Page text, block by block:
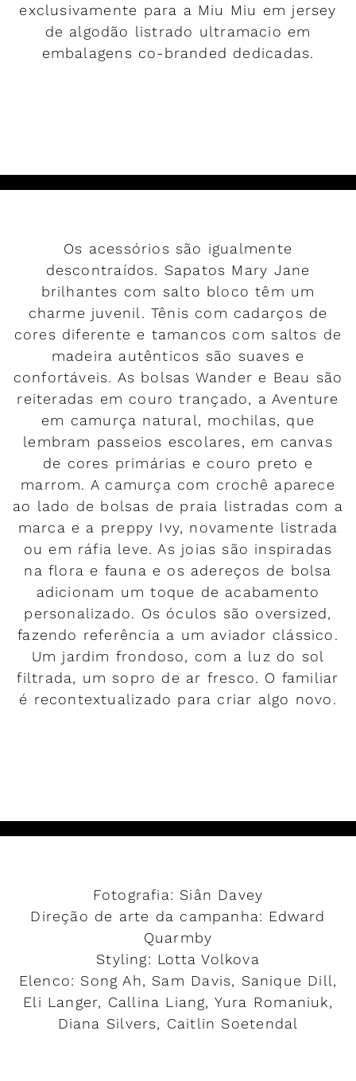
exclusivamente para a Miu Miu em jersey
de algodão listrado ultramacio em
embalagens co-branded dedicadas.
Os acessórios são igualmente
descontraídos. Sapatos Mary Jane
brilhantes com salto bloco têm um
charme juvenil. Tênis com cadarços de
cores diferente e tamancos com saltos de
madeira autênticos são suaves e
confortáveis. As bolsas Wander e Beau são
reiteradas em couro trançado, a Aventure
em camurça natural, mochilas, que
lembram passeios escolares, em canvas
de cores primárias e couro preto e
marrom. A camurça com crochê aparece
ao lado de bolsas de praia listradas com a
marca e a preppy Ivy, novamente listrada
ou em ráfia leve. As joias são inspiradas
na flora e fauna e os adereços de bolsa
adicionam um toque de acabamento
personalizado. Os óculos são oversized,
fazendo referência a um aviador clássico.
Um jardim frondoso, com a luz do sol
filtrada, um sopro de ar fresco. O familiar
é recontextualizado para criar algo novo.
Fotografia: Siân Davey
Direção de arte da campanha: Edward
Quarmby
Styling: Lotta Volkova
Elenco: Song Ah, Sam Davis, Sanique Dill,
Eli Langer, Callina Liang, Yura Romaniuk,
Diana Silvers, Caitlin Soetendal